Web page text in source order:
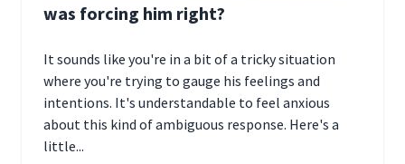
was forcing him right?
It sounds like you're in a bit of a tricky situation
where you're trying to gauge his feelings and
intentions. It's understandable to feel anxious
about this kind of ambiguous response. Here's a
little...